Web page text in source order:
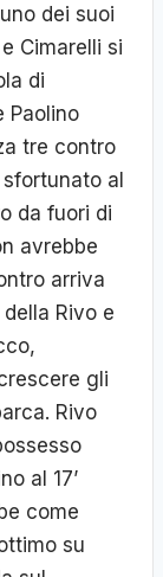
dei suoi
Cimarelli si
di
Paolino
tre contro
sfortunato al
da fuori di
avrebbe
arriva
Rivo e
gli
Rivo
al 17’
come
su